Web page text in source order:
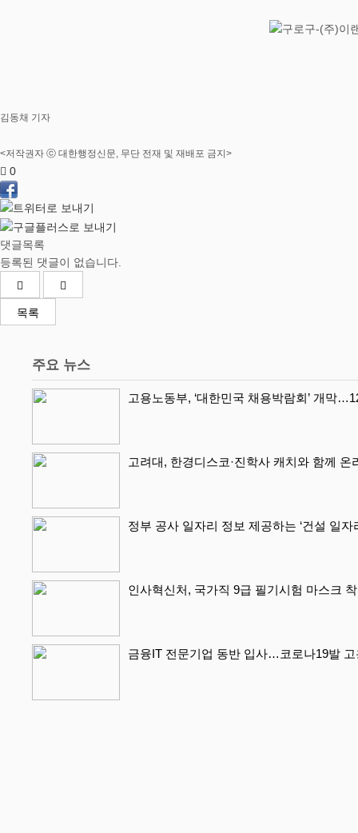
김동채 기자
<저작권자 ⓒ 대한행정신문, 무단 전재 및 재배포 금지>
0
댓글목록
등록된 댓글이 없습니다.
목록
주요 뉴스
고용노동부, ‘대한민국 채용박람회’ 개막
고려대, 한경디스코·진학사 캐치와 함께 온
정부 공사 일자리 정보 제공하는 ‘건설 일자
인사혁신처, 국가직 9급 필기시험 마스크
금융IT 전문기업 동반 입사…코로나19발